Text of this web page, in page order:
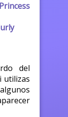
del
utilizas